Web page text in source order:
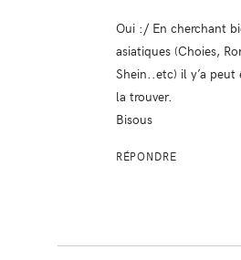
Oui :/ En cherchant
asiatiques (Choies,
Shein..etc) il y’a peut
la trouver.
Bisous
RÉPONDRE